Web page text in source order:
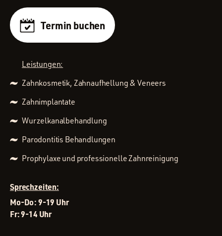
Termin buchen
Leistungen:
Zahnkosmetik, Zahnaufhellung & Veneers
Zahnimplantate
Wurzelkanal­behandlung
Parodontitis Behandlungen
Prophylaxe und professionelle Zahnreinigung
Sprechzeiten:
Mo-Do: 9-19 Uhr
Fr: 9-14 Uhr